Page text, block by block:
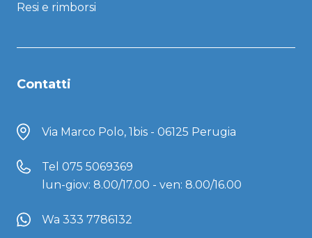
Resi e rimborsi
Contatti
Via Marco Polo, 1bis - 06125 Perugia
Tel 075 5069369
lun-giov: 8.00/17.00 - ven: 8.00/16.00
Wa 333 7786132